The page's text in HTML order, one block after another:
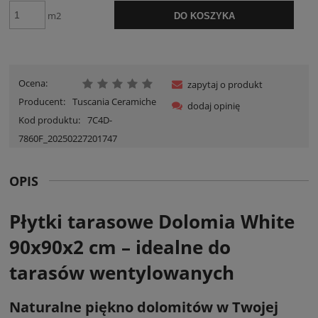
m2 DO KOSZYKA
Ocena:
Producent: Tuscania Ceramiche
Kod produktu: 7C4D-
7860F_20250227201747
zapytaj o produkt
dodaj opinię
OPIS
Płytki tarasowe Dolomia White
90x90x2 cm – idealne do
tarasów wentylowanych
Naturalne piękno dolomitów w Twojej